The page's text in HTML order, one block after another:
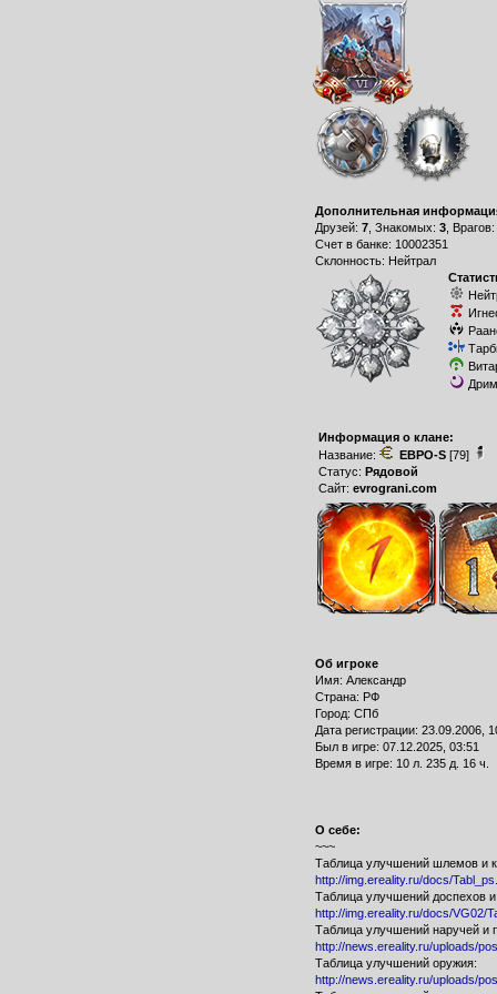
Дополнительная
Друзей: 7, Знакомых: 3, Врагов:
Счет в банке: 10002351
Склонность: Нейтрал
Информация о клане:
Название:
ЕВРО-S[79]
Статус: Рядовой
Сайт: evrograni.com
Об игроке
Имя: Александр
Страна: РФ
Город: СПб
Дата регистрации: 23.09.2006,
Был в игре: 07.12.2025, 03:51
Время в игре: 10 л. 235 д. 16 ч.
О себе:
~~~
Таблица улучшений шлемов и
http://img.ereality.ru/docs/
Таблица улучшений доспехов и
http://img.ereality.ru/docs/VG02/
Таблица улучшений наручей и
http://news.ereality.ru/uploads/
Таблица улучшений оружия:
http://news.ereality.ru/uploads/